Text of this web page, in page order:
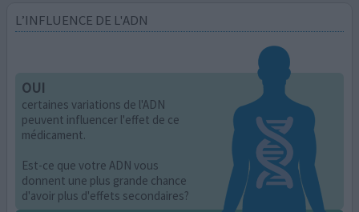
L’INFLUENCE DE L'ADN
OUI
certaines variations de l'ADN
peuvent influencer l'effet de ce
médicament.
Est-ce que votre ADN vous
donnent une plus grande chance
d'avoir plus d'effets secondaires?